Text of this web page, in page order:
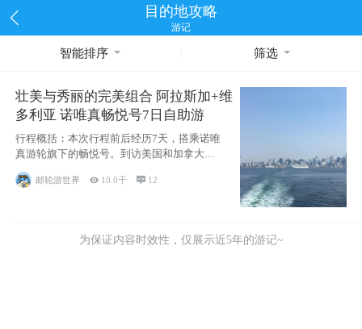
目的地攻略
游记
智能排序 筛选
壮美与秀丽的完美组合 阿拉斯加+维
多利亚 诺唯真畅悦号7日自助游
行程概括：本次行程前后经历7天，搭乘诺唯
真游轮旗下的畅悦号。到访美国和加拿大的4
个州/省：美国华盛顿州
邮轮游世界  10.0千  12
为保证内容时效性，仅展示近5年的游记~